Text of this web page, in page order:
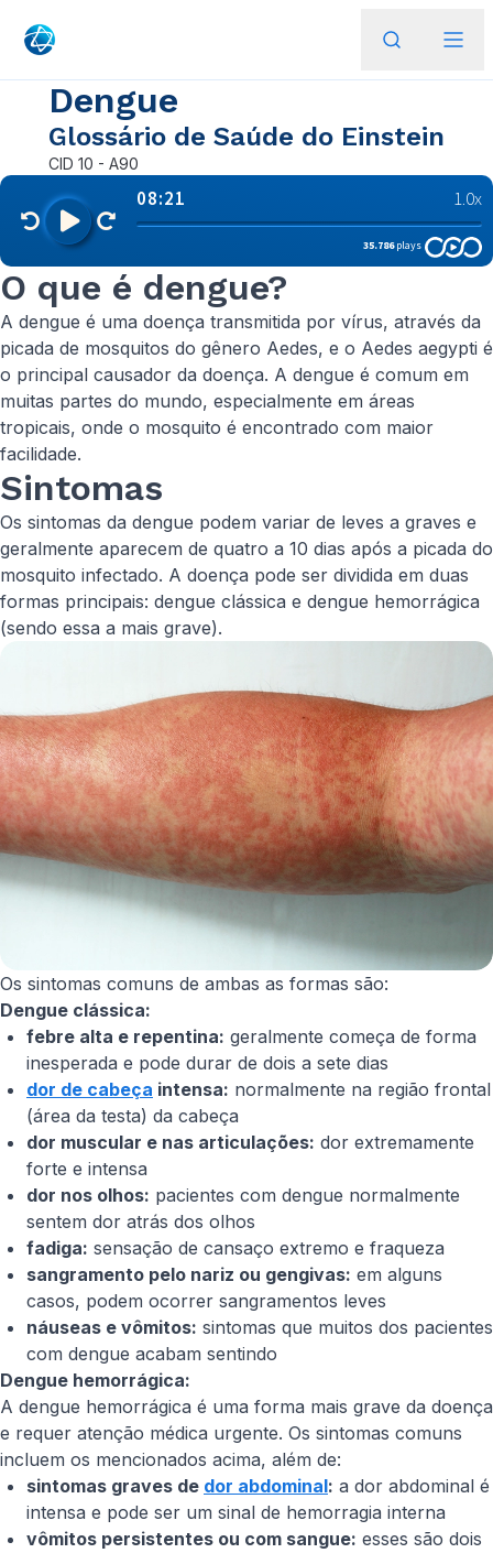
Dengue
Glossário de Saúde do Einstein
CID 10 - A90
O que é dengue?
A dengue é uma doença transmitida por vírus, através da
picada de mosquitos do gênero Aedes, e o Aedes aegypti é
o principal causador da doença. A dengue é comum em
muitas partes do mundo, especialmente em áreas
tropicais, onde o mosquito é encontrado com maior
facilidade.
Sintomas
Os sintomas da dengue podem variar de leves a graves e
geralmente aparecem de quatro a 10 dias após a picada do
mosquito infectado. A doença pode ser dividida em duas
formas principais: dengue clássica e dengue hemorrágica
(sendo essa a mais grave).
Os sintomas comuns de ambas as formas são:
Dengue clássica:
febre alta e repentina: geralmente começa de forma
inesperada e pode durar de dois a sete dias
dor de cabeça intensa: normalmente na região frontal
(área da testa) da cabeça
dor muscular e nas articulações: dor extremamente
forte e intensa
dor nos olhos: pacientes com dengue normalmente
sentem dor atrás dos olhos
fadiga: sensação de cansaço extremo e fraqueza
sangramento pelo nariz ou gengivas: em alguns
casos, podem ocorrer sangramentos leves
náuseas e vômitos: sintomas que muitos dos pacientes
com dengue acabam sentindo
Dengue hemorrágica:
A dengue hemorrágica é uma forma mais grave da doença
e requer atenção médica urgente. Os sintomas comuns
incluem os mencionados acima, além de:
sintomas graves de dor abdominal: a dor abdominal é
intensa e pode ser um sinal de hemorragia interna
vômitos persistentes ou com sangue: esses são dois